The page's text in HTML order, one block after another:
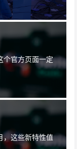
个官方页面一定
，这些新特性值